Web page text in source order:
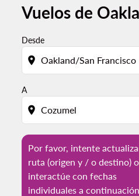
Vuelos de
Desde
location_on
A
location_on
Por favor, intente
ruta (origen y / o destino) o
interactúe con fechas
individuales a
Por favor, intente